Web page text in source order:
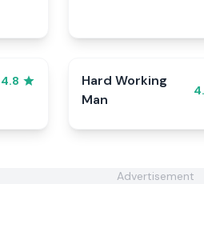
4.8
Hard Working
Man
Advertisement